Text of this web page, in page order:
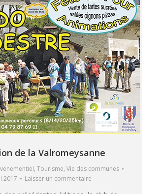
de la Valromeysanne
, Tourisme, Vie des communes
2017 Laisser un commentaire